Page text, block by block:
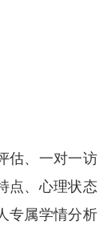
、一对一访
点、心理状态
专属学情分析